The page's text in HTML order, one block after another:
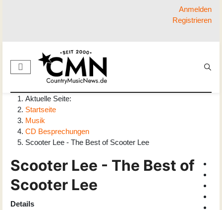
Anmelden
Registrieren
Aktuelle Seite:
Startseite
Musik
CD Besprechungen
Scooter Lee - The Best of Scooter Lee
Scooter Lee - The Best of
Scooter Lee
Details